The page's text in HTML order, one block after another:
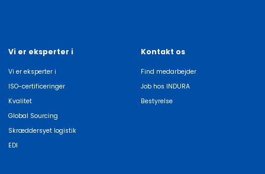
Vi er eksperter i
Vi er eksperter i
ISO-certificeringer
Kvalitet
Global Sourcing
Skræddersyet logistik
EDI
Kontakt os
Find medarbejder
Job hos INDURA
Bestyrelse